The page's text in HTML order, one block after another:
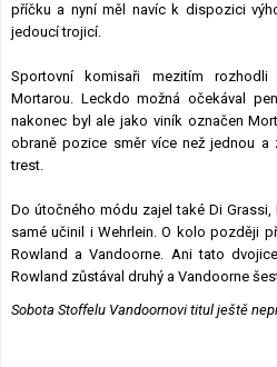
příčku a nyní měl navíc k dispozici
jedoucí trojicí.
Sportovní komisaři mezitím
Mortarou. Leckdo možná očekával
nakonec byl ale jako viník označen
obraně pozice směr více než jednou
trest.
Do útočného módu zajel také Di
samé učinil i Wehrlein. O kolo později
Rowland a Vandoorne. Ani tato
Rowland zůstával druhý a Vandoorne
Sobota Stoffelu Vandoornovi titul ještě